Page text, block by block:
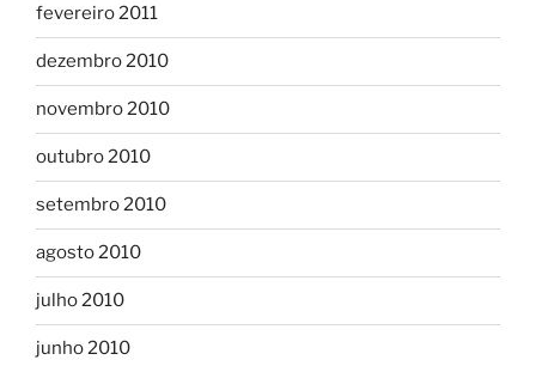
fevereiro 2011
dezembro 2010
novembro 2010
outubro 2010
setembro 2010
agosto 2010
julho 2010
junho 2010